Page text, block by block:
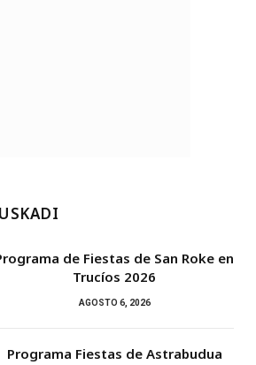
de Fiestas de San Roke en
Trucíos 2026
AGOSTO 6, 2026
Programa Fiestas de Astrabudua